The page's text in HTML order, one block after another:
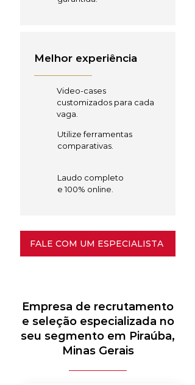
Melhor experiência
Video-cases
customizados para cada
vaga.
Utilize ferramentas
comparativas.
Laudo completo
e 100% online.
FALE COM UM ESPECIALISTA
Empresa de recrutamento
e seleção especializada no
seu segmento em Piraúba,
Minas Gerais